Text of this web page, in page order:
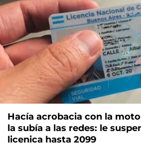
Hacía acrobacia con la
la subía a las redes: le
licenica hasta 2099